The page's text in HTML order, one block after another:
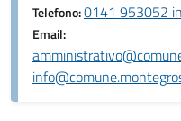
Telefono:0141 953052
Email: